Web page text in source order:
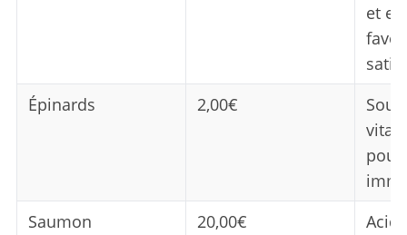
et
Épinards
2,00€
pour
Saumon
20,00€